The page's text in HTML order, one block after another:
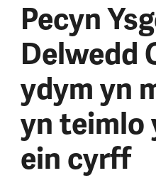
Pecyn
Delwedd
ydym yn
yn teimlo
ein cyrff